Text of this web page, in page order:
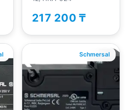
161ST-12/11KA-024
217 200 ₸
Schmersal